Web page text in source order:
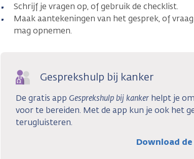
Schrijf je vragen op, of gebruik de checklist.
Maak aantekeningen van het gesprek, of
mag opnemen.
Gesprekshulp bij kanker
De gratis app Gesprekshulp bij kanker helpt je
voor te bereiden. Met de app kun je ook het
terugluisteren.
Download